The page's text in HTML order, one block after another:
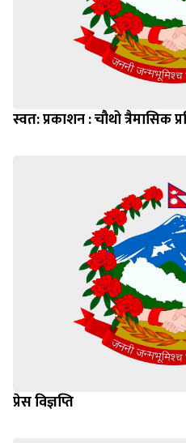
स्वत: प्रकाशन : चौथो त्रैमासिक
प्रेस विज्ञप्ति